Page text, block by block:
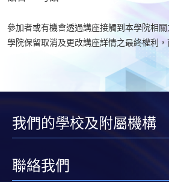
參加者或有機會透過講座接觸到本學院相關
學院保留取消及更改講座詳情之最終權利，
我們的學校及附屬機構
聯絡我們